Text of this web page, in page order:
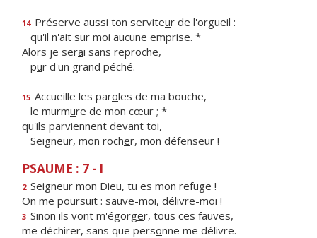
14 Préserve aussi ton serviteur de l'orgueil :
qu'il n'ait sur moi aucune emprise. *
Alors je serai sans reproche,
pur d'un grand péché.
15 Accueille les paroles de ma bouche,
le murmure de mon cœur ; *
qu'ils parviennent devant toi,
Seigneur, mon rocher, mon défenseur !
PSAUME : 7 - I
2 Seigneur mon Dieu, tu es mon refuge !
On me poursuit : sauve-moi, délivre-moi !
3 Sinon ils vont m'égorger, tous ces fauves,
me déchirer, sans que personne me délivre.